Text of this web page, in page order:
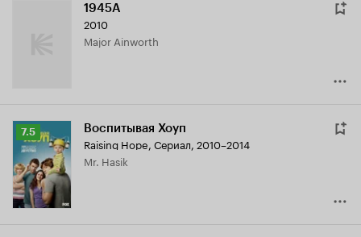
1945A
2010
Major Ainworth
Рейтинг
Кинопоиска
7.5
7.5 Воспитывая Хоуп
Raising Hope, Сериал, 2010–2014
Mr. Hasik